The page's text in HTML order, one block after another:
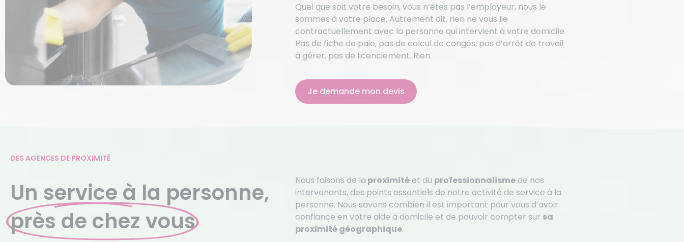
Quel que soit votre besoin, vous n’êtes pas l’employeur, nous le
sommes à votre place. Autrement dit, rien ne vous lie
contractuellement avec la personne qui intervient à votre domicile.
Pas de fiche de paie, pas de calcul de congés, pas d’arrêt de travail
à gérer, pas de licenciement. Rien.
Je demande mon devis
DES AGENCES DE PROXIMITÉ
Un service à la personne,
près de chez vous
Nous faisons de la proximité et du professionnalisme de nos
intervenants, des points essentiels de notre activité de service à la
personne. Nous savons combien il est important pour vous d’avoir
confiance en votre aide à domicile et de pouvoir compter sur sa
proximité géographique.